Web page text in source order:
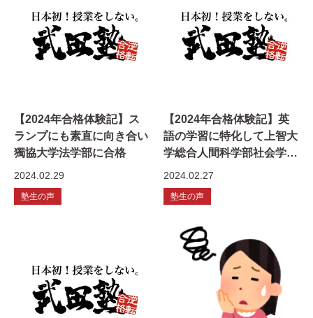
【2024年合格体験記】ス
ランプにも素直に向き合い
獨協大学法学部に合格
2024.02.29
塾生の声
【2024年合格体験記】英
語の学習に特化して上智大
学総合人間科学部社会学科
に無事合格
2024.02.27
塾生の声